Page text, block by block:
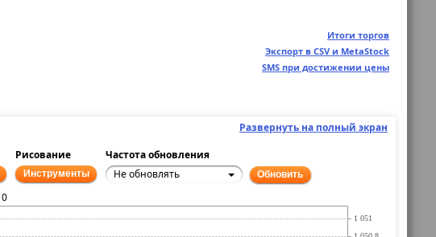
Итоги торгов
Экспорт в CSV и MetaStock
SMS при достижении цены
Развернуть на полный экран
Рисование
Частота обновления
Инструменты Не обновлять Обновить
0